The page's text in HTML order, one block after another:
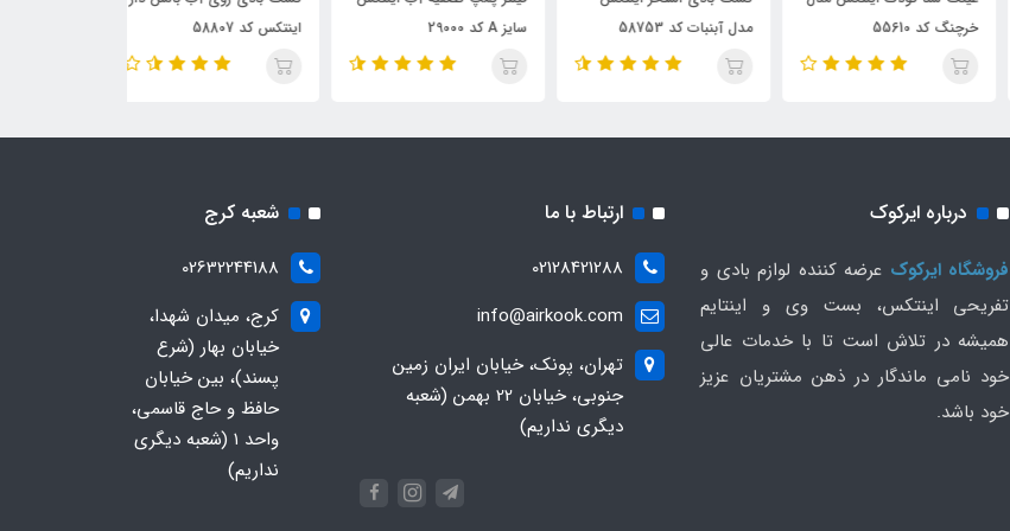
خرچنگ کد 55610
مدل آبنبات کد 58753
سایز A کد 29000
اینتکس کد 58807
درباره ایرکوک
فروشگاه ایرکوک عرضه کننده لوازم بادی و
تفریحی اینتکس، بست وی و اینتایم
همیشه در تلاش است تا با خدمات عالی
خود نامی ماندگار در ذهن مشتریان عزیز
خود باشد.
ارتباط با ما
02128421288
info@airkook.com
تهران، پونک، خیابان ایران زمین
جنوبی، خیابان 22 بهمن (شعبه
دیگری نداریم)
شعبه کرج
02632244188
کرج، میدان شهدا،
خیابان بهار (شرع
پسند)، بین خیابان
حافظ و حاج قاسمی،
واحد ۱ (شعبه دیگری
نداریم)